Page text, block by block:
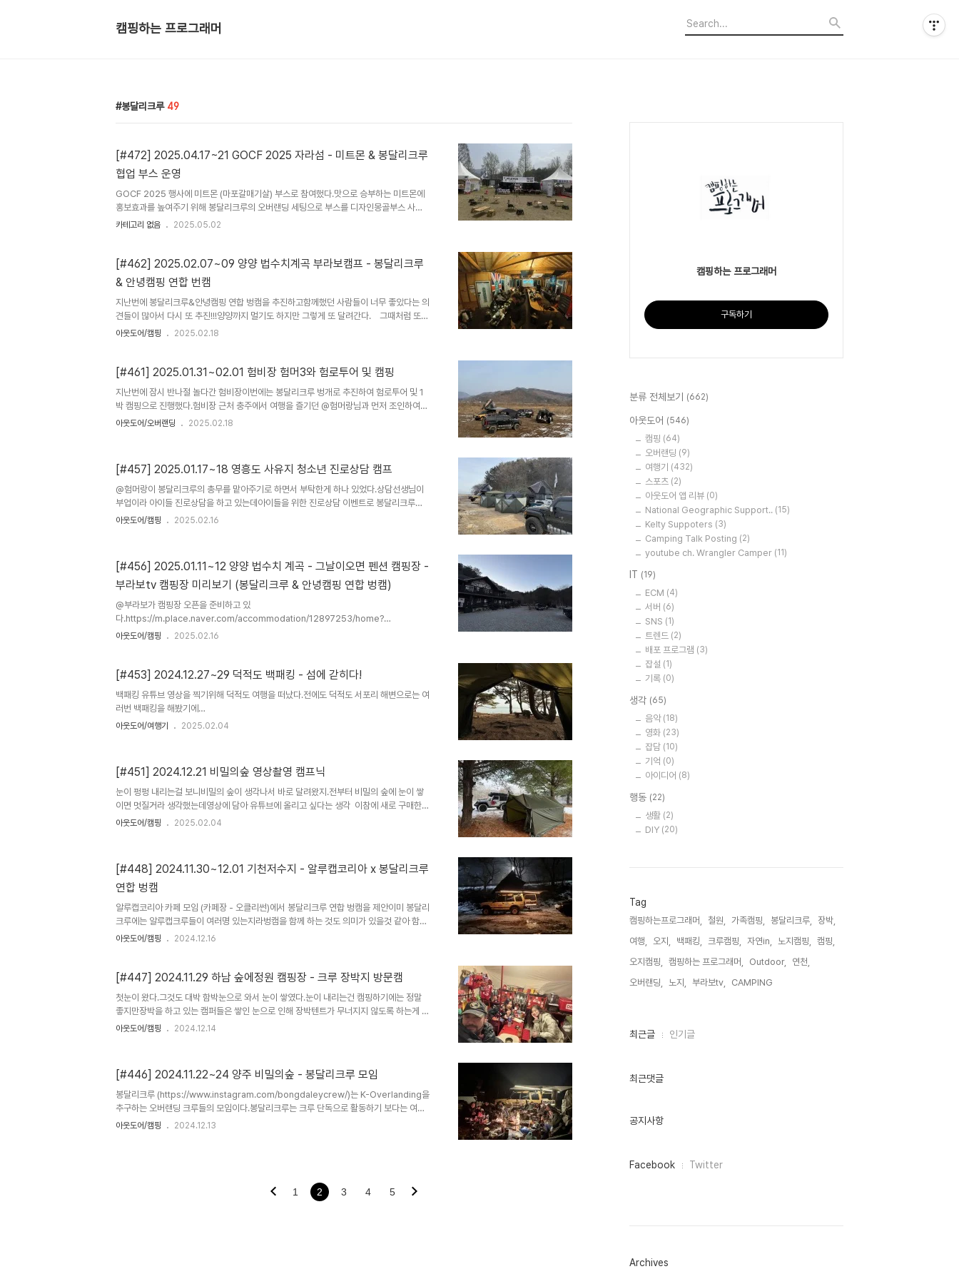
캠핑하는 프로그래머
봉달리크루 49
[#472] 2025.04.17~21 GOCF 2025 자라섬 - 미트몬 & 봉달리크루
협업 부스 운영
GOCF 2025 행사에 미트몬 (마포갈매기살) 부스로 참여했다.맛으로 승부하는 미트몬에
홍보효과를 높여주기 위해 봉달리크루의 오버랜딩 세팅으로 부스를 디자인몽골부스 사이
에서 이렇게 저렇게 세팅해보다가LNT OVERLAND 후방어닝 2개를 결합한 형태의 부스
예측을 못하고 미리 많이 구워둔 탓이러저러한 이유로 판매부진 ㅠㅠ 다음날은 괜찮겠지...?
ㅎ ㅏ.. 비가 내리는 구나..(사진은 분홍 제시카님과 분홍 트레일러들을 전시해놓은 카캠 부
스) 비가 와서 어쩌나 싶었는데 나름 비 피할 자리도 만들어 놓고 전날과는 다른 전략으로..
카테고리 없음 2025.05.02
[#462] 2025.02.07~09 양양 법수치계곡 부라보캠프 - 봉달리크루
& 안녕캠핑 연합 번캠
지난번에 봉달리크루&안녕캠핑 연합 벙캠을 추진하고함께했던 사람들이 너무 좋았다는 의
견들이 많아서 다시 또 추진!!!양양까지 멀기도 하지만 그렇게 또 달려간다. 그때처럼 또
다같이 모이고.. 마냥 즐거운 일만 있었던것도 아니고황당한 오해도 있었고기분도
할 수 밖에 없었다.먹고사는 일때문에가족의 생사가 걸린 위급한 상황때문에어쩔 수 없이
아웃도어/캠핑 2025.02.18
[#461] 2025.01.31~02.01 험비장 험머3와 험로투어 및 캠핑
지난번에 잠시 반나절 놀다간 험비장이번에는 봉달리크루 벙개로 추진하여 험로투어 및 1
박 캠핑으로 진행했다.험비장 근처 충주에서 여행을 즐기던 @험머랑님과 먼저 조인하여
험로투어를 함께하고 얼마후에 @오클리썬이 합류하여 본진 구축 그렇게 저녁이 되고... 육
아웃도어/오버랜딩 2025.02.18
[#457] 2025.01.17~18 영흥도 사유지 청소년 진로상담 캠프
@험머랑이 봉달리크루의 총무를 맡아주기로 하면서 부탁한게 하나 있었다.상담선생님이
부업이라 아이들 진로상담을 하고 있는데아이들을 위한 진로상담 이벤트로 봉달리크루에
서 캠프를 함께 해달라는 것.어쩌다보니..지난주에는 @부라보가 캠핑장을 오픈전 봉달리
섭외한 사유지 자리에 먼저 도착하여 빵카 구성 및 캠프 프로그램에 대해서 상의 빵카치기
전에 배가 고파 반합에 라면을 ㅎㅎ @꼬부기가 도착하여 막걸리+전(이것이 도전인가...)
명일에 있을 진로상담캠프에서는각자가 진..
아웃도어/캠핑 2025.02.16
[#456] 2025.01.11~12 양양 법수치 계곡 - 그날이오면 펜션 캠핑장 -
부라보tv 캠핑장 미리보기 (봉달리크루 & 안녕캠핑 연합 벙캠)
@부라보가 캠핑장 오픈을 준비하고 있
다.https://m.place.naver.com/accommodation/12897253/home?
businessCategory=pension 양양계곡 그날이오면펜션 & 캠핑장 : 네이버방문자리
보태서 하늘을 별로 가득 채우고.. 그렇게 연합된 크루들이 한자리에 모임 공식 모임은 토요
을 제공하는 바를 구성했는데 아직 조금 더 업그레이드 할 예정이라고 일단 모였으니 놀아
야지 ㅎㅎ칵테일도 마시고 노래도..
아웃도어/캠핑 2025.02.16
[#453] 2024.12.27~29 덕적도 백패킹 - 섬에 갇히다!
백패킹 유튜브 영상을 찍기위해 덕적도 여행을 떠났다.전에도 덕적도 서포리 해변으로는 여
러번 백패킹을 해봤기에
(https://www.ilhoko.com/search/%EB%8D%95%EC%A0%81%EB%8F%84)
갔던 여행이라 사람들에 치이지 않는 그야말로 황제캠핑을 즐기고 왔다. 아쉬웠던 점이라
면...좋은 장소에는 거의 항상 함께하는 행락객들의 쓰레기자기가 가져온 쓰레기만 가져가
도 좋을텐데아쉬운 부분이 아닐 수 없다. (유튜브 영상에는 쓰레기 부분은..
아웃도어/여행기 2025.02.04
[#451] 2024.12.21 비밀의숲 영상촬영 캠프닉
눈이 펑펑 내리는걸 보니비밀의 숲이 생각나서 바로 달려왔지.전부터 비밀의 숲에 눈이 쌓
이면 멋질거라 생각했는데영상에 담아 유튜브에 올리고 싶다는 생각 이참에 새로 구매한
쉘터도 피칭해보고 @험머랑에게 영상 촬영 도와달라고 했더니 흔쾌히 함께 해줘서 어렵지
아웃도어/캠핑 2025.02.04
[#448] 2024.11.30~12.01 기천저수지 - 알루캡코리아 x 봉달리크루
연합 벙캠
알루캡코리아 카페 모임 (카페장 - 오클리썬)에서 봉달리크루 연합 벙캠을 제안이미 봉달리
크루에는 알루캡크루들이 여러명 있는지라벙캠을 함께 하는 것도 의미가 있을것 같아 함께
하는것으로 진행하였다.참여한 봉달리크루 멤버는 @오클리썬, @정신봉, @미키님 커플,
즐거운 캠핑이쥐 ㅎㅎ 기천저수지...바닥에 눈이 쌓여 질퍽거리긴 하지만이정도 인원의 벙
며...한국적 오버랜딩을 함께 만들어보자는 이야기...반도의 지형에 남북 분단상황이라 육로
로는 국경을 넘을 수..
아웃도어/캠핑 2024.12.16
[#447] 2024.11.29 하남 숲에정원 캠핑장 - 크루 장박지 방문캠
첫눈이 왔다.그것도 대박 함박눈으로 와서 눈이 쌓였다.눈이 내리는건 캠핑하기에는 정말
좋지만장박을 하고 있는 캠퍼들은 쌓인 눈으로 인해 장박텐트가 무너지지 않도록 하는게 가
장 신경쓰이는 일봉달리크루 멤버인 @제시카님의 장박지에 빵카 보강을 위해 지원하러
이와 마루 ㅎㅎ귀여운 녀석들 불변의 집관련 노동 음식은 중식짜장 짬뽕 탕수육먹고 훈훈하
게 마무리
아웃도어/캠핑 2024.12.14
[#446] 2024.11.22~24 양주 비밀의숲 - 봉달리크루 모임
봉달리크루 (https://www.instagram.com/bongdaleycrew/)는 K-Overlanding을
추구하는 오버랜딩 크루들의 모임이다.봉달리크루는 크루 단독으로 활동하기 보다는 여러
오버랜딩 크루들의 리더들과 유명 유튜버들, 인플러언서들이 모여서 함께 줄기는 연합크루
리크루의 아지트격인 양주 비밀의숲(사유지)에서 모여 시간을 함께 함.#금요일야성..
아웃도어/캠핑 2024.12.13
1 2 3 4 5
캠핑하는 프로그래머
구독하기
분류 전체보기 (662)
아웃도어 (546)
캠핑 (64)
오버랜딩 (9)
여행기 (432)
스포츠 (2)
아웃도어 앱 리뷰 (0)
National Geographic Support.. (15)
Kelty Suppoters (3)
Camping Talk Posting (2)
youtube ch. Wrangler Camper (11)
IT (19)
ECM (4)
서버 (6)
SNS (1)
트렌드 (2)
배포 프로그램 (3)
잡설 (1)
기록 (0)
생각 (65)
음악 (18)
영화 (23)
잡담 (10)
기억 (0)
아이디어 (8)
행동 (22)
생활 (2)
DIY (20)
Tag
캠핑하는프로그래머, 철원, 가족캠핑, 봉달리크루,
장박,
여행,
오지, 백패킹, 크루캠핑, 자연in, 노지캠핑,
캠핑,
오지캠핑,
캠핑하는 프로그래머, Outdoor,
연천,
오버랜딩,
노지, 부라보tv, CAMPING,
최
인
최근글 인기글
최근댓글
공지사항
페
그
Facebook Twitter
Archives